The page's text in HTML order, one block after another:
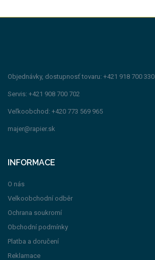
Objednávky, dostupnosť tovaru: +421 918 700 330
Servis: +421 908 700 702
Veľkoobchod: +420 773 569 965
majer@rapier.sk
INFORMACE
O nás
Velkoobchodní odběr
Ochrana soukromí
Obchodní podmínky
Platba a doručení
Reklamace